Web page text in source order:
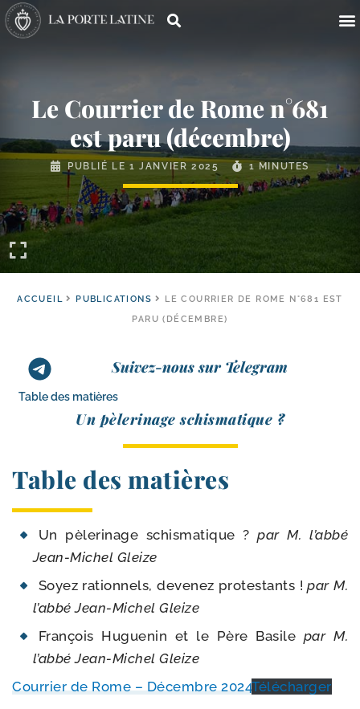
Le Courrier de Rome n°681
est paru (décembre)
PUBLIÉ LE1 JANVIER 2025 1 MINUTES
ACCUEIL PUBLICATIONS
LE COURRIER DE ROME N°681 EST
PARU (DÉCEMBRE)
Suivez-nous sur Telegram
Table des matières
Un pèle­ri­nage schismatique ?
Table des matières
Un pèle­ri­nage schis­ma­tique ?par M. l’ab­bé
Jean-​Michel Gleize
Soyez ration­nels, deve­nez pro­tes­tants !par M.
l’ab­bé Jean-​Michel Gleize
François Huguenin et le Père Basile parM.
l’ab­béJean-​Michel Gleize
Courrier de Rome – Décembre 2024Télécharger